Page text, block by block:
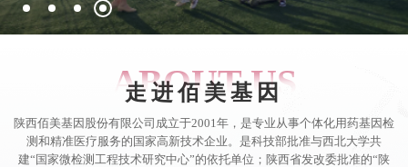
ABOUT US
走进佰美基因
陕西佰美基因股份有限公司成立于2001年，是专业从事个体化用药基因检
测和精准医疗服务的国家高新技术企业。是科技部批准与西北大学共
建“国家微检测工程技术研究中心”的依托单位；陕西省发改委批准的“陕